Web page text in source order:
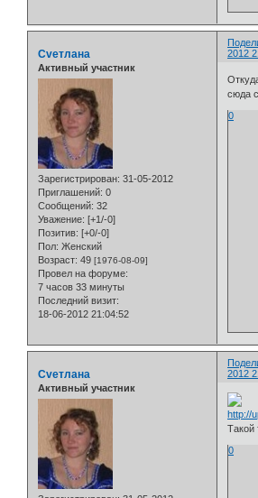
2012
Cveтлана
Активный участник
Зарегистрирован: 31-05-2012
Приглашений: 0
Сообщений: 32
Уважение: [+1/-0]
Позитив: [+0/-0]
Пол: Женский
Возраст: 49 [1976-08-09]
Провел на форуме:
7 часов 33 минуты
Последний визит:
18-06-2012 21:04:52
сюда
0
2012
Cveтлана
Активный участник
Такой
0